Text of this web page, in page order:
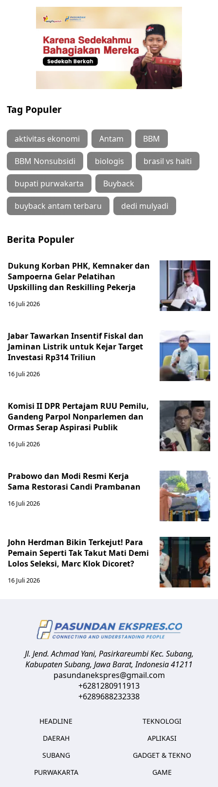
Tag Populer
aktivitas ekonomi Antam BBM
BBM Nonsubsidi biologis brasil vs haiti
bupati purwakarta Buyback
buyback antam terbaru dedi mulyadi
Berita Populer
Dukung Korban PHK, Kemnaker dan
Sampoerna Gelar Pelatihan
Upskilling dan Reskilling Pekerja
16 Juli 2026
Jabar Tawarkan Insentif Fiskal dan
Jaminan Listrik untuk Kejar Target
Investasi Rp314 Triliun
16 Juli 2026
Komisi II DPR Pertajam RUU Pemilu,
Gandeng Parpol Nonparlemen dan
Ormas Serap Aspirasi Publik
16 Juli 2026
Prabowo dan Modi Resmi Kerja
Sama Restorasi Candi Prambanan
16 Juli 2026
John Herdman Bikin Terkejut! Para
Pemain Seperti Tak Takut Mati Demi
Lolos Seleksi, Marc Klok Dicoret?
16 Juli 2026
Jl. Jend. Achmad Yani, Pasirkareumbi Kec. Subang,
Kabupaten Subang, Jawa Barat,Indonesia41211
pasundanekspres@gmail.com
+6281280911913
+6289688232338
HEADLINE
DAERAH
SUBANG
PURWAKARTA
TEKNOLOGI
APLIKASI
GADGET & TEKNO
GAME